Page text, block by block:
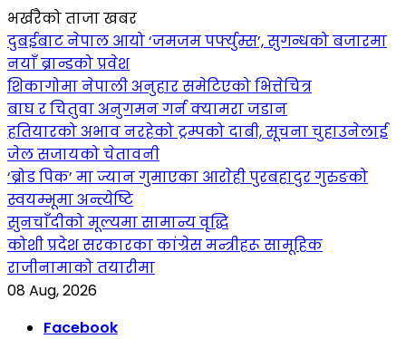
भर्खरैको ताजा खबर
दुबईबाट नेपाल आयो ‘जमजम पर्फ्युम्स’, सुगन्धको बजारमा
नयाँ ब्रान्डको प्रवेश
शिकागोमा नेपाली अनुहार समेटिएको भित्तेचित्र
बाघ र चितुवा अनुगमन गर्न क्यामरा जडान
हतियारको अभाव नरहेको ट्रम्पको दाबी, सूचना चुहाउनेलाई
जेल सजायको चेतावनी
‘ब्रोड पिक’ मा ज्यान गुमाएका आराेही पुरबहादुर गुरुङको
स्वयम्भूमा अन्त्येष्टि
सुनचाँदीको मूल्यमा सामान्य वृद्धि
कोशी प्रदेश सरकारका कांग्रेस मन्त्रीहरू सामूहिक
राजीनामाको तयारीमा
08 Aug, 2026
Facebook